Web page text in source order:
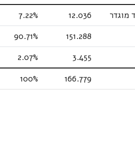
מוגדר
12.036
7.22%
151.288
90.71%
3.455
2.07%
166.779
100%